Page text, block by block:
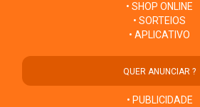
• SHOP ONLINE
• SORTEIOS
• APLICATIVO
QUER ANUNCIAR ?
• PUBLICIDADE